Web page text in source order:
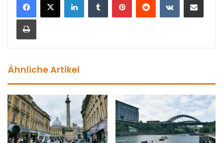
Drucken
Ähnliche Artikel